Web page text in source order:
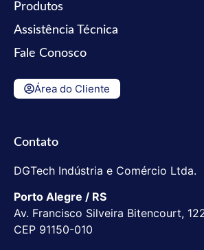
Produtos
Assistência Técnica
Fale Conosco
Área do Cliente
Contato
DGTech Indústria e Comércio Ltda.
Porto Alegre / RS
Av. Francisco Silveira Bitencourt,
CEP 91150-010